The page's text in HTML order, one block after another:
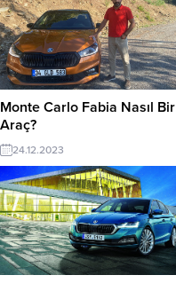
Monte Carlo Fabia Nasıl Bir
Araç?
24.12.2023